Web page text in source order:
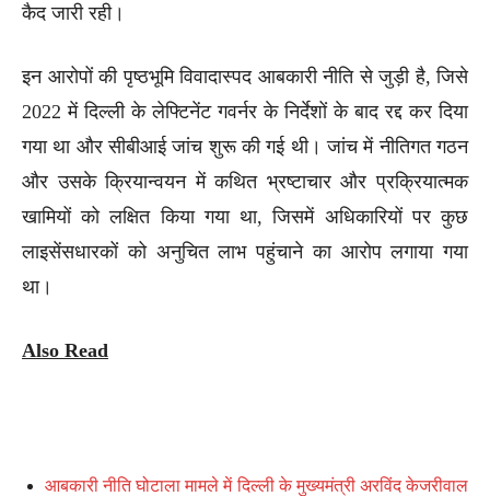
कैद जारी रही।
इन आरोपों की पृष्ठभूमि विवादास्पद आबकारी नीति से जुड़ी है, जिसे
2022 में दिल्ली के लेफ्टिनेंट गवर्नर के निर्देशों के बाद रद्द कर दिया
गया था और सीबीआई जांच शुरू की गई थी। जांच में नीतिगत गठन
और उसके क्रियान्वयन में कथित भ्रष्टाचार और प्रक्रियात्मक
खामियों को लक्षित किया गया था, जिसमें अधिकारियों पर कुछ
लाइसेंसधारकों को अनुचित लाभ पहुंचाने का आरोप लगाया गया
था।
Also Read
आबकारी नीति घोटाला मामले में दिल्ली के मुख्यमंत्री अरविंद केजरीवाल